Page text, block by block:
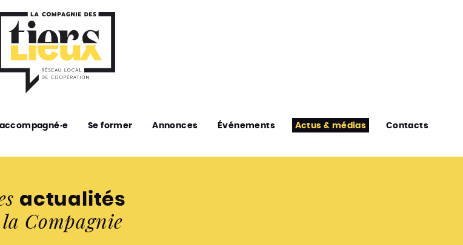
Se former Annonces Événements Actus & médias Contacts
actualités
la Compagnie